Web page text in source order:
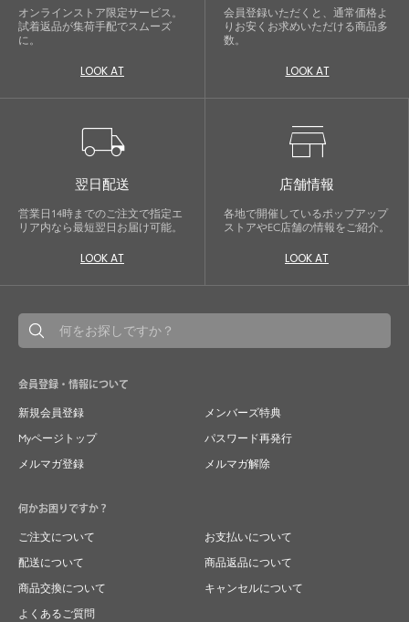
オンラインストア限定サービス。
試着返品が集荷手配でスムーズ
に。
LOOK AT
会員登録いただくと、通常価格よ
りお安くお求めいただける商品多
数。
LOOK AT
local_shipping
翌日配送
営業日14時までのご注文で指定エ
リア内なら最短翌日お届け可能。
LOOK AT
store
店舗情報
各地で開催しているポップアップ
ストアやEC店舗の情報をご紹介。
LOOK AT
会員登録・情報について
新規会員登録
メンバーズ特典
Myページトップ
パスワード再発行
メルマガ登録
メルマガ解除
何かお困りですか？
ご注文について
お支払いについて
配送について
商品返品について
商品交換について
キャンセルについて
よくあるご質問